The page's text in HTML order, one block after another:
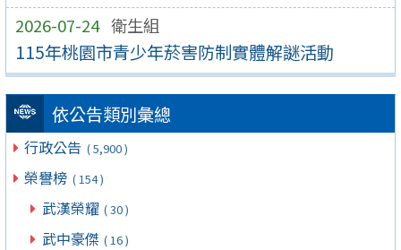
2026-07-24 衛生組
115年桃園市青少年菸害防制實體解謎活動
依公告類別彙總
行政公告 ( 5,900 )
榮譽榜 ( 154 )
武漢榮耀 ( 30 )
武中豪傑 ( 16 )